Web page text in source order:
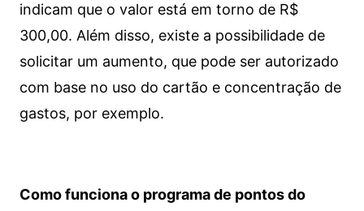
indicam que o valor está em torno de R$
300,00. Além disso, existe a possibilidade de
solicitar um aumento, que pode ser autorizado
com base no uso do cartão e concentração de
gastos, por exemplo.
Como funciona o programa de pontos do